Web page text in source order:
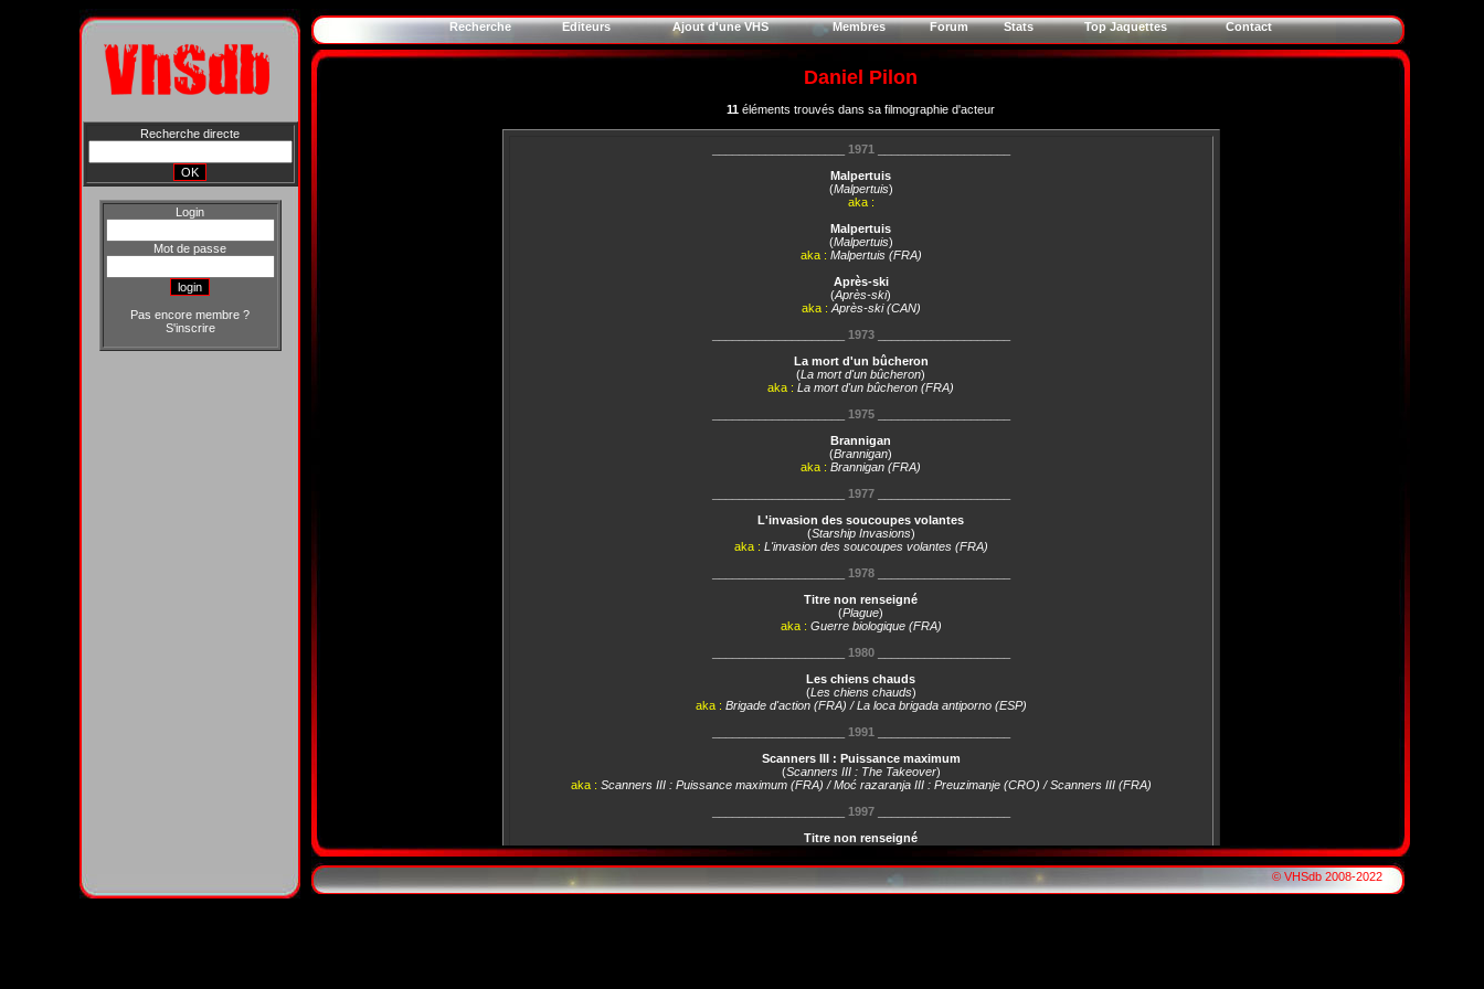
Recherche directe
Login
Mot de passe
Pas encore membre ?
S'inscrire
Recherche Editeurs Ajout d'une VHS Membres Forum Stats Top Jaquettes Contact
Daniel Pilon
11 éléments trouvés dans sa filmographie d'acteur
1971
Malpertuis
(Malpertuis)
aka :
Malpertuis
(Malpertuis)
aka : Malpertuis (FRA)
Après-ski
(Après-ski)
aka : Après-ski (CAN)
1973____________________
La mort d'un bûcheron
(La mort d'un bûcheron)
aka : La mort d'un bûcheron (FRA)
1975____________________
Brannigan
(Brannigan)
aka : Brannigan (FRA)
1977____________________
L'invasion des soucoupes volantes
(Starship Invasions)
aka : L'invasion des soucoupes volantes (FRA)
1978____________________
Titre non renseigné
(Plague)
aka : Guerre biologique (FRA)
1980____________________
Les chiens chauds
(Les chiens chauds)
aka : Brigade d'action (FRA) / La loca brigada antiporno (ESP)
1991
Scanners III : Puissance maximum
(Scanners III : The Takeover)
aka : Scanners III : Puissance maximum (FRA) / Moć razaranja III : Preuzimanje (CRO) / Scanners III (FRA)
1997____________________
Titre non renseigné
aka :Živjeti pakao (CRO)
____________________1998____________________
© VHSdb 2008-2022